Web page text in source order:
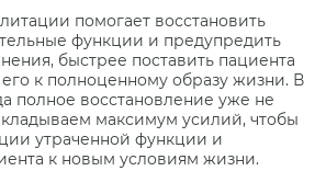
помогает восстановить
функции и предупредить
быстрее поставить пациента
к полноценному образу жизни. В
полное восстановление уже не
максимум усилий, чтобы
утраченной функции и
к новым условиям жизни.